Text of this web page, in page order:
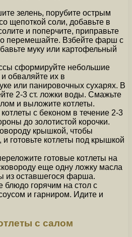
зелень, порубите острым
щепоткой соли, добавьте в
и поперчите, приправьте
перемешайте. Взбейте фарш с
муку или картофельный
сформируйте небольшие
обваляйте их в
или панировочных сухарях. В
2-3 ст. ложки воды. Смажьте
и выложите котлеты.
с беконом в течение 2-3
до золотистой корочки.
крышкой, чтобы
готовьте котлеты под крышкой
готовые котлеты на
еще одну ложку масла
из оставшегося фарша.
блюдо горячим на стол с
и гарниром. Идите и
с салом